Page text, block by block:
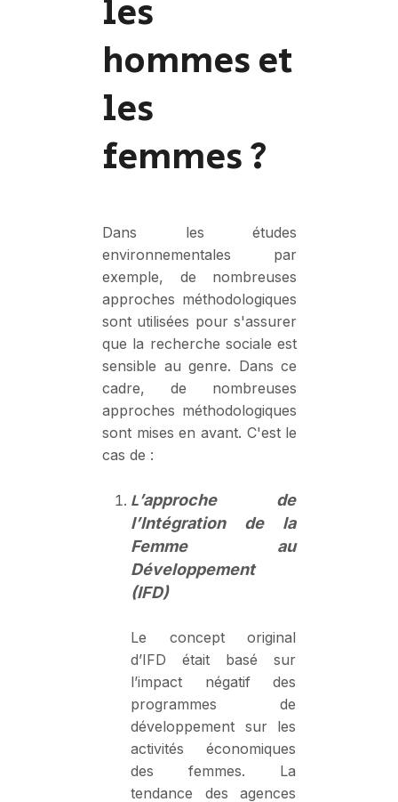
les
hommes et
les
femmes ?
Dans les études
environnementales par
exemple, de nombreuses
approches méthodologiques
sont utilisées pour s'assurer
que la recherche sociale est
sensible au genre. Dans ce
cadre, de nombreuses
approches méthodologiques
sont mises en avant. C'est le
cas de :
L’approche de
l’Intégration de la
Femme au
Développement
(IFD)
Le concept original
d’IFD était basé sur
l’impact négatif des
programmes de
développement sur les
activités économiques
des femmes. La
tendance des agences